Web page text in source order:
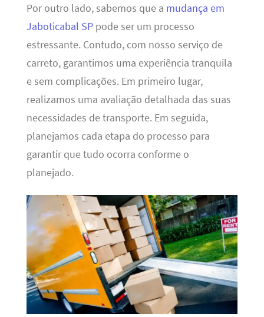
Por outro lado, sabemos que a mudança em
Jaboticabal SPpode ser um processo
estressante. Contudo, com nosso serviço de
carreto, garantimos uma experiência tranquila
e sem complicações. Em primeiro lugar,
realizamos uma avaliação detalhada das suas
necessidades de transporte. Em seguida,
planejamos cada etapa do processo para
garantir que tudo ocorra conforme o
planejado.